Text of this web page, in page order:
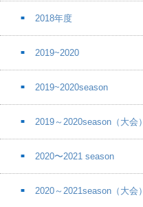
2018年度
2019~2020
2019~2020season
2019～2020season（大会）
2020〜2021 season
2020～2021season（大会）